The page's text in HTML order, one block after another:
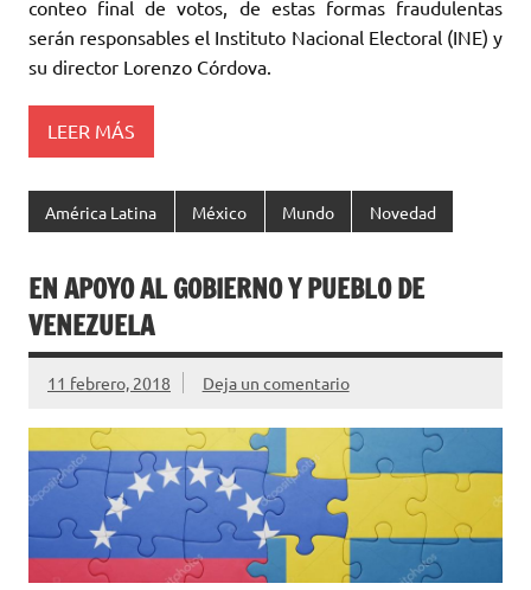
conteo final de votos, de estas formas fraudulentas
serán responsables el Instituto Nacional Electoral (INE) y
su director Lorenzo Córdova.
LEER MÁS
América Latina México Mundo Novedad
EN APOYO AL GOBIERNO Y PUEBLO DE
VENEZUELA
11 febrero, 2018 Deja un comentario